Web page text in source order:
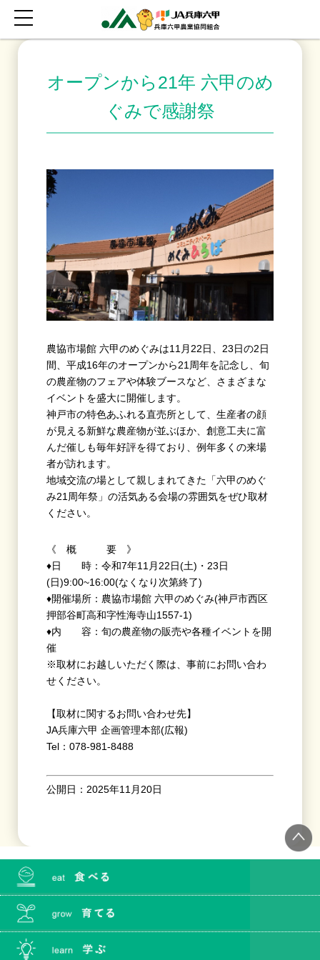
オープンから21年 六甲のめ
ぐみで感謝祭
農協市場館 六甲のめぐみは11 月 22日、 23日の2日
間、平成16年のオープンから21 周年を記念し、旬
の農産物のフェアや体験ブースなど、さまざまな
イベントを盛大に開催します。
神戸市の特色あふれる直売所として、生産者の顔
が見える新鮮な農産物が並ぶほか、創意工夫に富
んだ催しも毎年好評を得ており、例年多くの来場
者が訪れます。
地域交流の場として親しまれてきた「六甲のめぐ
み21 周年祭」の活気ある会場の雰囲気をぜひ取材
ください。
《 概 要 》
♦日 時：令和7年11 月 22日(土) ・ 23日
(日)9:00~16:00(なくなり次第終了)
♦開催場所：農協市場館 六甲のめぐみ(神戸市西区
押部谷町高和字性海寺山1557-1)
♦内 容：旬の農産物の販売や各種イベントを開
催
※取材にお越しいただく際は、事前にお問い合わ
せください。
【取材に関するお問い合わせ先】
JA兵庫六甲 企画管理本部(広報)
Tel：078-981-8488
公開日：2025年11月20日